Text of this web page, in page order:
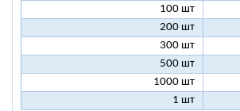
100 шт
200 шт
300 шт
500 шт
1000 шт
1 шт